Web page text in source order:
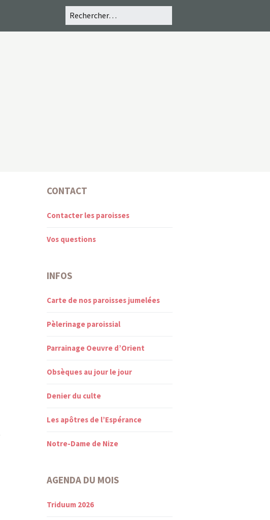
CONTACT
Contacter les paroisses
Vos questions
INFOS
Carte de nos paroisses jumelées
Pèlerinage paroissial
Parrainage Oeuvre d’Orient
Obsèques au jour le jour
Denier du culte
Les apôtres de l’Espérance
Notre-Dame de Nize
AGENDA DU MOIS
Triduum 2026